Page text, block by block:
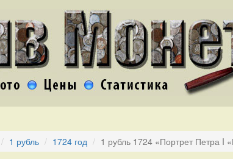
1 рубль 1724 год 1 рубль 1724 «Портрет Петра I